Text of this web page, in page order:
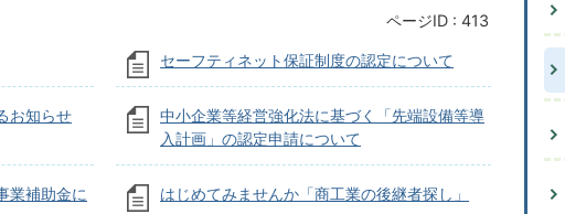
ページID : 413
セーフティネット保証制度の認定について
お知らせ
中小企業等経営強化法に基づく「先端設備等導
入計画」の認定申請について
業補助金に
はじめてみませんか「商工業の後継者探し」